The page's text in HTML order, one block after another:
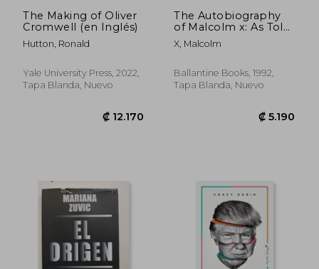
The Making of Oliver
Cromwell (en Inglés)
Hutton, Ronald
Yale University Press, 2022,
Tapa Blanda, Nuevo
The Autobiography
of Malcolm x: As Told
to Alex Haley (en
Inglés)
X, Malcolm
Ballantine Books, 1992,
Tapa Blanda, Nuevo